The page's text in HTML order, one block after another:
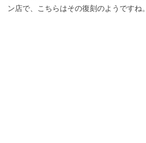
ン店で、こちらはその復刻のようですね。